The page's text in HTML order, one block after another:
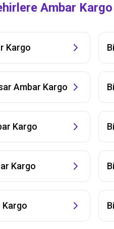
Ambar
Kargo
Ambar Kargo
Kargo
Kargo
Kargo